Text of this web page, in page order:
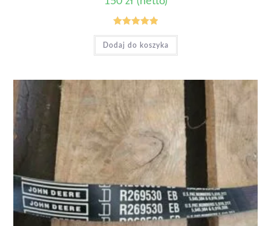
Oceniono
5.00na 5
Dodaj do koszyka